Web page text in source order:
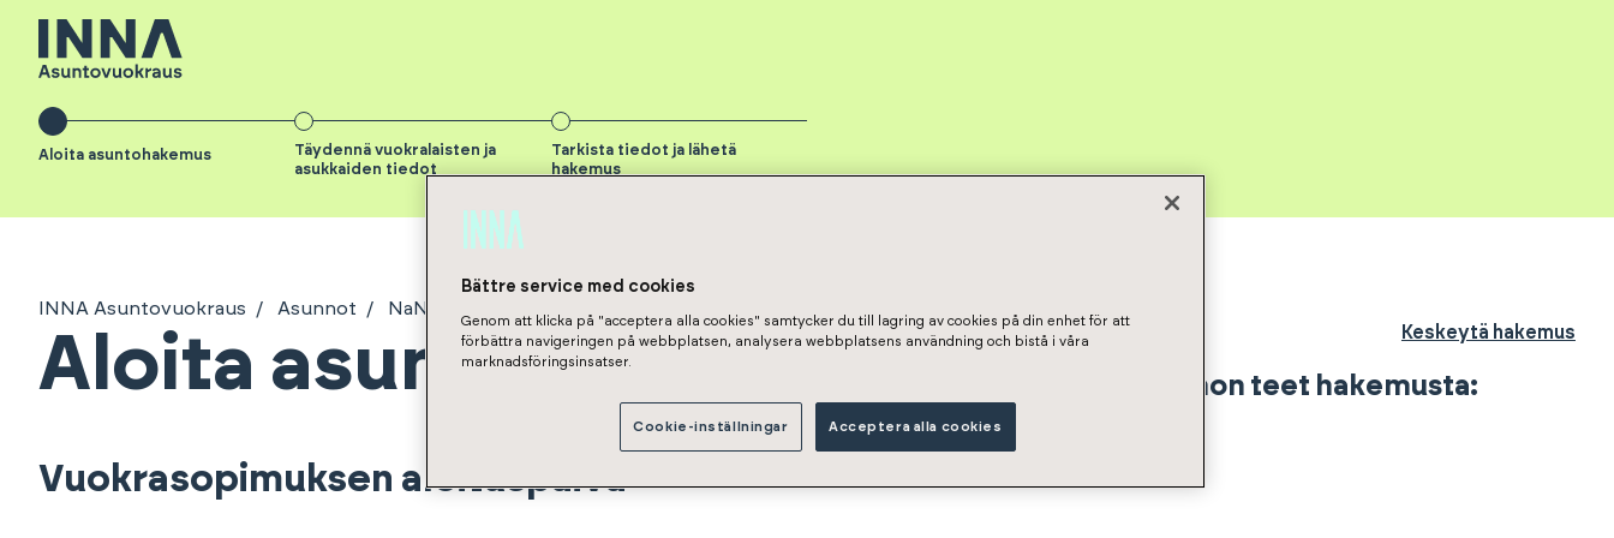
Aloita asuntohakemus
Täydennä vuokralaisten ja
asukkaiden tiedot
Tarkista tiedot ja lähetä
hakemus
INNA Asuntovuokraus Asunnot NaN
Aloita asuntohakemus
Vuokrasopimuksen aloituspäivä
Keskeytä hakemus
Asunto johon teet hakemusta:
Bättre service med cookies
Genom att klicka på "acceptera alla cookies" samtycker du till lagring av cookies på din enhet för att
förbättra navigeringen på webbplatsen, analysera webbplatsens användning och bistå i våra
marknadsföringsinsatser.
Cookie-inställningar Acceptera alla cookies